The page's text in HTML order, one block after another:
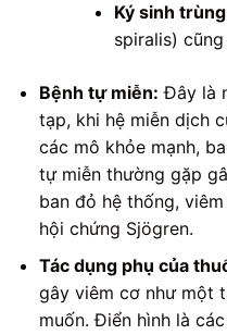
Ký sinh
spiralis)
Bệnh tự miễn: Đây là
tạp, khi hệ miễn dịch
các mô khỏe mạnh,
tự miễn thường gặp
ban đỏ hệ thống,
hội chứng Sjögren.
Tác dụng phụ của
gây viêm cơ như một
muốn. Điển hình là